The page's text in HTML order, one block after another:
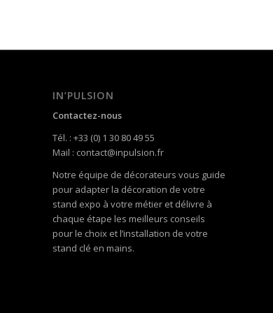
IN’PULSION
Contactez-nous
Tél. : +33 (0) 1 30 80 49 55
Mail : contact@inpulsion.fr
Notre équipe de décorateurs vous guide
pour adapter la décoration de votre
stand expo à votre métier et délivre à
chaque étape les meilleurs conseils
pour le choix et l’installation de votre
stand clé en mains.